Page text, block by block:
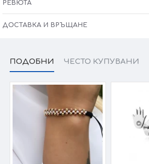
РЕВЮТА
ДОСТАВКА И ВРЪЩАНЕ
ПОДОБНИ ЧЕСТО КУПУВАНИ